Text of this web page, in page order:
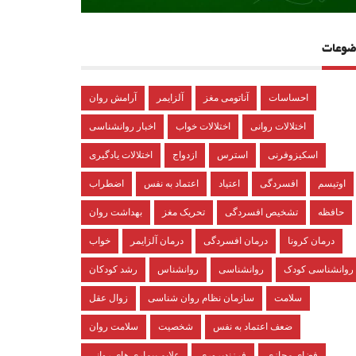
آرامش روان آلزایمر آناتومی مغز احساسات
اخبار روانشناسی اختلالات خواب اختلالات روانی
اختلالات یادگیری ازدواج استرس اسکیزوفرنی
اضطراب اعتماد به نفس اعتیاد افسردگی اوتیسم
بهداشت روان تحریک مغز تشخیص افسردگی حافظه
خواب درمان آلزایمر درمان افسردگی درمان کرونا
رشد کودکان روانشناس روانشناسی روانشناسی کودک
زوال عقل سازمان نظام روان شناسی سلامت
سلامت روان شخصیت ضعف اعتماد به نفس